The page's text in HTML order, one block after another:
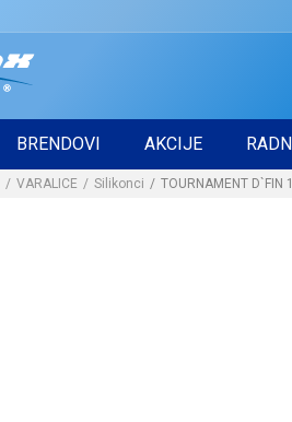
BRENDOVI AKCIJE
VARALICE Silikonci TOURNAMENT